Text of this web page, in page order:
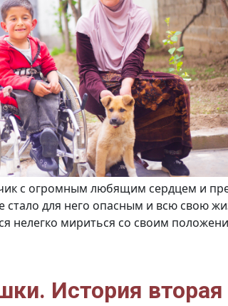
с огромным любящим сердцем и
стало для него опасным и всю свою
нелегко мириться со своим
История